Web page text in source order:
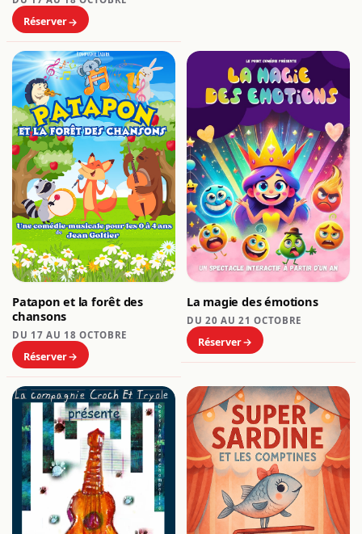
Réserver
Patapon et la forêt des
chansons
DU 17 AU 18 OCTOBRE
Réserver
La magie des émotions
DU 20 AU 21 OCTOBRE
Réserver